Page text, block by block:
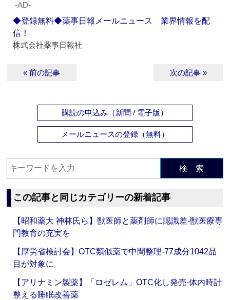
‐AD‐
◆登録無料◆薬事日報メールニュース 業界情報を配
信！
株式会社薬事日報社
« 前の記事 次の記事 »
購読の申込み（新聞 / 電子版）
メールニュースの登録（無料）
検 索
この記事と同じカテゴリーの新着記事
【昭和薬大 神林氏ら】獣医師と薬剤師に認識差‐獣医療専
門教育の充実を
【厚労省検討会】OTC類似薬で中間整理‐77成分1042品
目が対象に
【アリナミン製薬】「ロゼレム」OTC化し発売‐体内時計
整える睡眠改善薬